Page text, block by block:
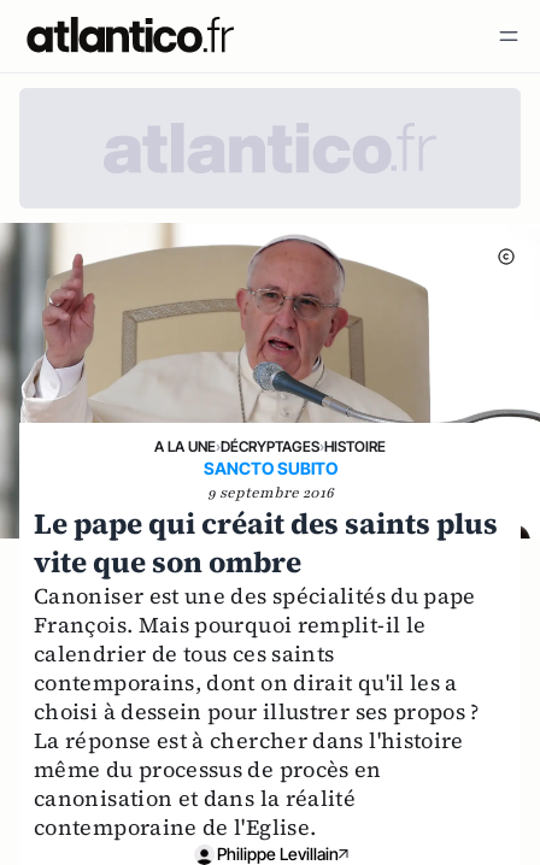
A LA UNE›DÉCRYPTAGES›HISTOIRE
SANCTO SUBITO
9 septembre 2016
Le pape qui créait des saints plus
vite que son ombre
Canoniser est une des spécialités du pape
François. Mais pourquoi remplit-il le
calendrier de tous ces saints
contemporains, dont on dirait qu'il les a
choisi à dessein pour illustrer ses propos ?
La réponse est à chercher dans l'histoire
même du processus de procès en
canonisation et dans la réalité
contemporaine de l'Eglise.
Philippe Levillain